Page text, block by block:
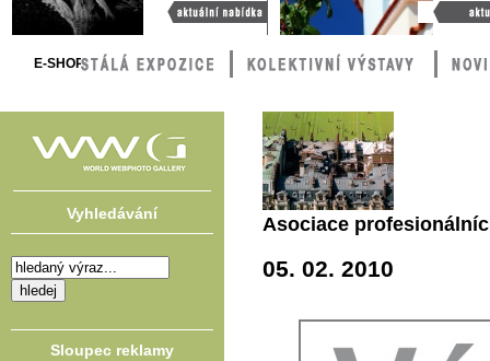
Vyhledávání
Sloupec reklamy
Asociace
05. 02. 2010
Aktuální nabídka
Hana
cestách
E-SHOP